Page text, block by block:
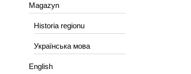
Magazyn
Historia regionu
Українська мова
English